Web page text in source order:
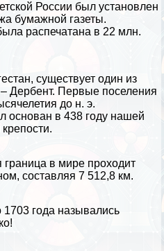
России был установлен
бумажной газеты.
распечатана в 22 млн.
существует один из
Дербент. Первые поселения
до н. э.
в 438 году нашей
в мире проходит
составляя 7 512,8 км.
года назывались